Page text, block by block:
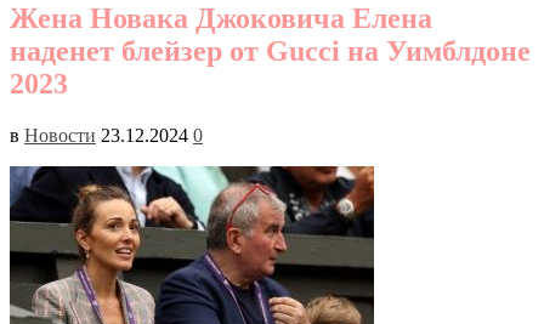
Жена Новака Джоковича Елена
наденет блейзер от Gucci на Уимблдоне
2023
в Новости 23.12.2024 0